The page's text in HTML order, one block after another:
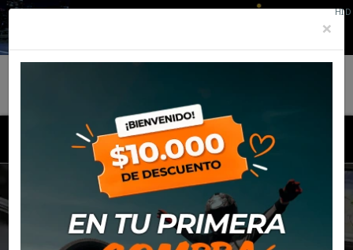
MENU
ANTIPARRAS
×